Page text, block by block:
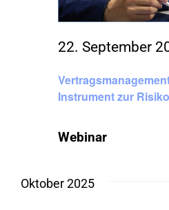
KONTAKT
Instrument zur
22. September
Webinar
Oktober 2025